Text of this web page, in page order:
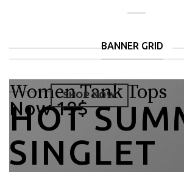
BANNER GRID
Women Tank Tops
____
HOT
SINGLET
Now 19$
____
SHOP NOW